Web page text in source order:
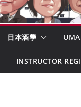
日本酒學
INSTRUCTOR